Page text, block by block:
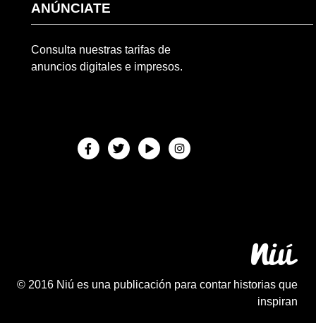
ANÚNCIATE
Consulta nuestras tarifas de
anuncios digitales e impresos.
© 2016 Niú es una publicación para contar historias que
inspiran